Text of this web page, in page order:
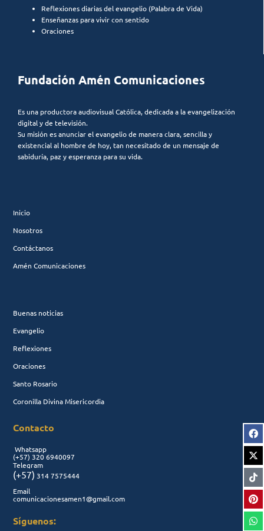
Reflexiones diarias del evangelio (Palabra de Vida)
Enseñanzas para vivir con sentido
Oraciones
Fundación Amén Comunicaciones
Es una productora audiovisual Católica, dedicada a la evangelización
digital y de televisión.
Su misión es anunciar el evangelio de manera clara, sencilla y
existencial al hombre de hoy, tan necesitado de un mensaje de
sabiduría, paz y esperanza para su vida.
Inicio
Nosotros
Contáctanos
Amén Comunicaciones
Buenas noticias
Evangelio
Reflexiones
Oraciones
Santo Rosario
Coronilla Divina Misericordia
Contacto
Whatsapp
(+57) 320 6940097
Telegram
(+57) 314 7575444
Email
comunicacionesamen1@gmail.com
Síguenos: